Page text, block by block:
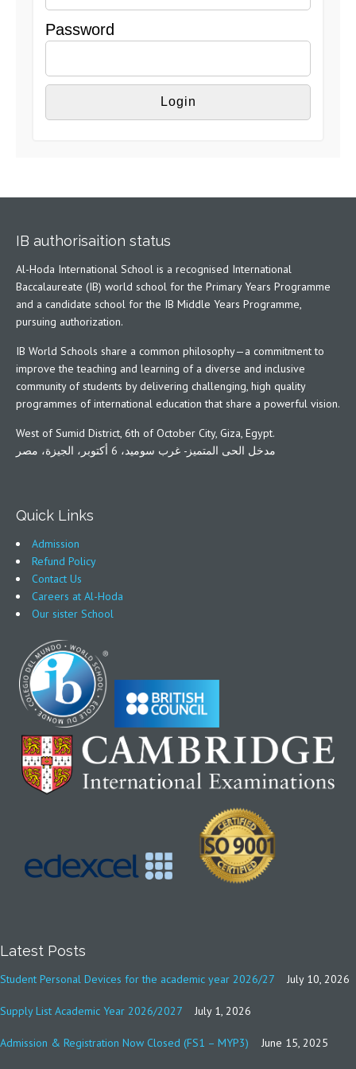
Password
IB authorisaition status
Al-Hoda International School is a recognised International
Baccalaureate (IB) world school for the Primary Years Programme
and a candidate school for the IB Middle Years Programme,
pursuing authorization.
IB World Schools share a common philosophy—a commitment to
improve the teaching and learning of a diverse and inclusive
community of students by delivering challenging, high quality
programmes of international education that share a powerful vision.
West of Sumid District, 6th of October City, Giza, Egypt.
مدخل الحى المتميز- غرب سوميد، 6 أكتوبر، الجيزة، مصر
Quick Links
Admission
Refund Policy
Contact Us
Careers at Al-Hoda
Our sister School
Latest Posts
Student Personal Devices for the academic year 2026/27 July 10, 2026
Supply List Academic Year 2026/2027 July 1, 2026
Admission & Registration Now Closed (FS1 – MYP3) June 15, 2025